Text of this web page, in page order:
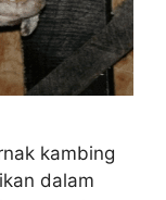
kambing
dalam